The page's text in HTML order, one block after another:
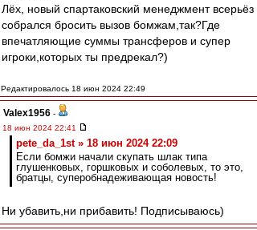
Лёх, новый спартаковский менеджмент всерьёз
собрался бросить вызов бомжам,так?Где
впечатляющие суммы трансферов и супер
игроки,которых ты предрекал?)
Редактировалось 18 июн 2024 22:49
Valex1956 -
18 июн 2024 22:41
pete_da_1st » 18 июн 2024 22:09
Если бомжи начали скупать шлак типа
глушенковых, горшковых и соболевых, то это,
братцы, суперобнадеживающая новость!
Ни убавить,ни прибавить! Подписываюсь)